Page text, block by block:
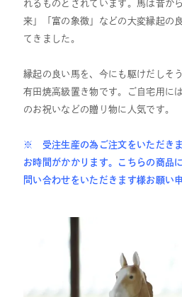
れるものとされています。馬は昔か
来」「富の象徴」などの大変縁起の
てきました。
縁起の良い馬を、今にも駆けだしそ
有田焼高級置き物です。ご自宅用に
のお祝いなどの贈り物に人気です。
※ 受注生産の為ご注文をいただき
お時間がかかります。こちらの商
問い合わせをいただきます様お願い